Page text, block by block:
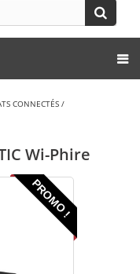
CONNECTÉS /
Wi-Phire
PROMO !